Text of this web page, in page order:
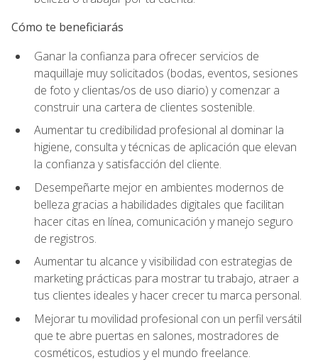
Cómo te beneficiarás
Ganar la confianza para ofrecer servicios de
maquillaje muy solicitados (bodas, eventos, sesiones
de foto y clientas/os de uso diario) y comenzar a
construir una cartera de clientes sostenible.
Aumentar tu credibilidad profesional al dominar la
higiene, consulta y técnicas de aplicación que elevan
la confianza y satisfacción del cliente.
Desempeñarte mejor en ambientes modernos de
belleza gracias a habilidades digitales que facilitan
hacer citas en línea, comunicación y manejo seguro
de registros.
Aumentar tu alcance y visibilidad con estrategias de
marketing prácticas para mostrar tu trabajo, atraer a
tus clientes ideales y hacer crecer tu marca personal.
Mejorar tu movilidad profesional con un perfil versátil
que te abre puertas en salones, mostradores de
cosméticos, estudios y el mundo freelance.